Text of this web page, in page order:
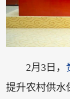
2月3日，
提升农村供水